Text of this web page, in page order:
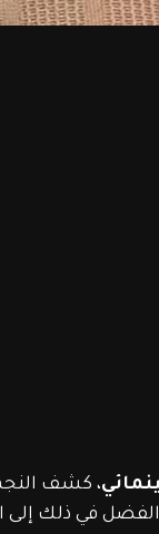
، كشف
في ذلك إلى